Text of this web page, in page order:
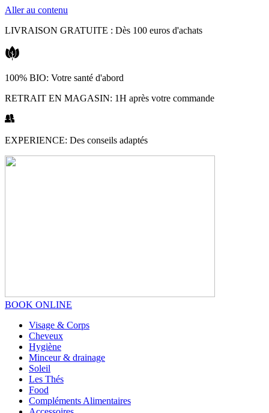
Aller au contenu
LIVRAISON GRATUITE : Dès 100 euros d'achats
100% BIO: Votre santé d'abord
RETRAIT EN MAGASIN: 1H après votre commande
EXPERIENCE: Des conseils adaptés
BOOK ONLINE
Visage & Corps
Cheveux
Hygiène
Minceur & drainage
Soleil
Les Thés
Food
Compléments Alimentaires